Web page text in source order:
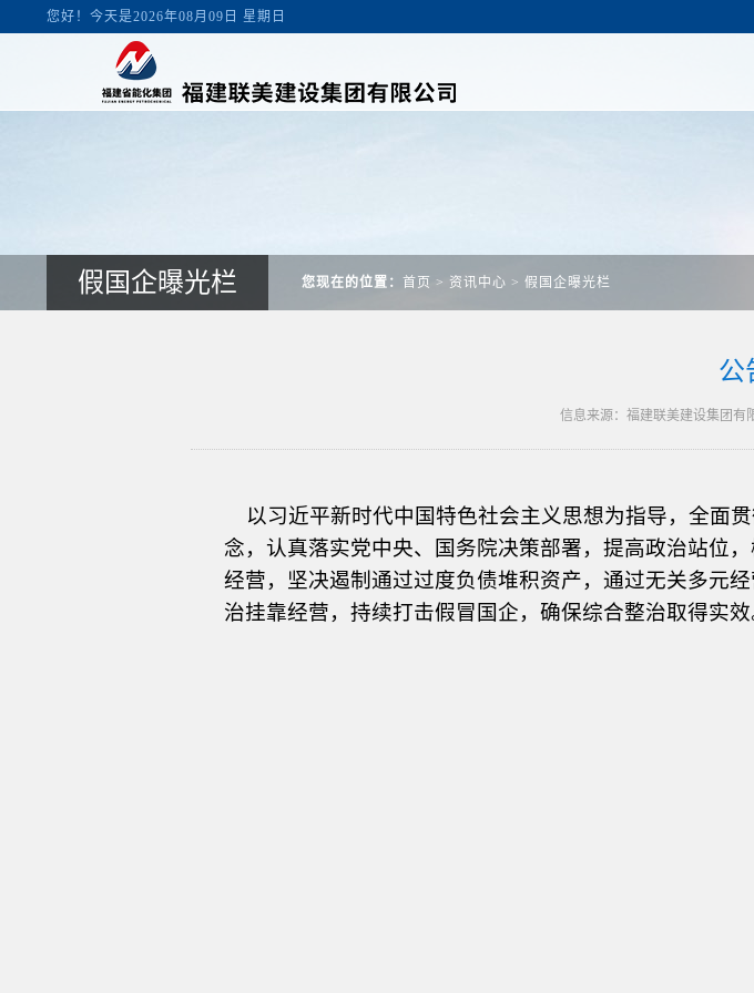
您好！今天是2026年08月09日 星期日
假国企曝光栏 您现在的位置： 首页 > 资讯中心 > 假国企曝光栏
公
信息来源：福建联美建设集团
以习近平新时代中国特色社会主义思想为指导，全面
念，认真落实党中央、国务院决策部署，提高政治站位
经营，坚决遏制通过过度负债堆积资产，通过无关多元
治挂靠经营，持续打击假冒国企，确保综合整治取得实效